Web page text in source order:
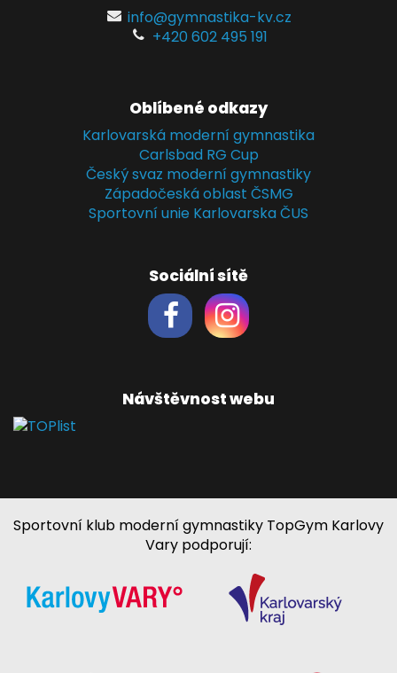
info@gymnastika-kv.cz
+420 602 495 191
Oblíbené odkazy
Karlovarská moderní gymnastika
Carlsbad RG Cup
Český svaz moderní gymnastiky
Západočeská oblast ČSMG
Sportovní unie Karlovarska ČUS
Sociální sítě
Návštěvnost webu
Sportovní klub moderní gymnastiky TopGym Karlovy
Vary podporují: